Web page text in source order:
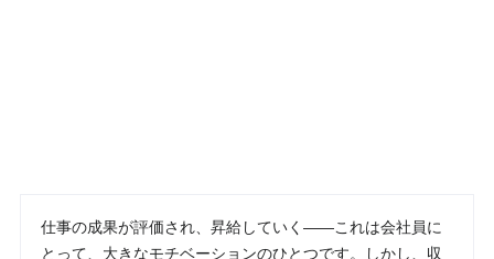
仕事の成果が評価され、昇給していく――これは会社員に
とって、大きなモチベーションのひとつです。しかし、収